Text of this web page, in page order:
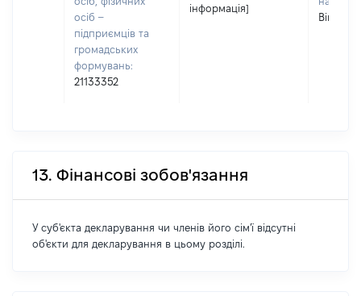
осіб –
підприємців та
громадських
формувань:
21133352
інформація]
13. Фінансові зобов'язання
У суб'єкта декларування чи членів його сім'ї відсутні
об'єкти для декларування в цьому розділі.